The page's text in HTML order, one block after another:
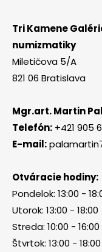
Tri Kamene
numizmatiky
Miletičova 5/A
821 06 Bratislava
Mgr.art. Martin
Telefón: +421 905
E-mail:
Otváracie hodiny:
Pondelok: 13:00 -
Utorok: 13:00 - 18:00
Streda: 10:00 - 16:00
Štvrtok: 13:00 - 18:00